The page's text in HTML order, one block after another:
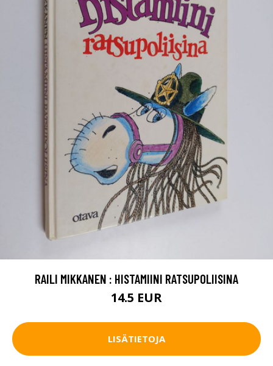
RAILI MIKKANEN : HISTAMIINI RATSUPOLIISINA
14.5 EUR
LISÄTIETOJA